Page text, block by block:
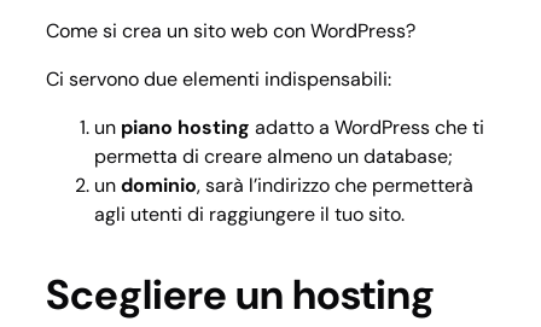
Come si crea un sito web con WordPress?
Ci servono due elementi indispensabili:
un piano hosting adatto a WordPress che ti
permetta di creare almeno un database;
undominio, sarà l’indirizzo che permetterà
agli utenti di raggiungere il tuo sito.
Scegliere un hosting